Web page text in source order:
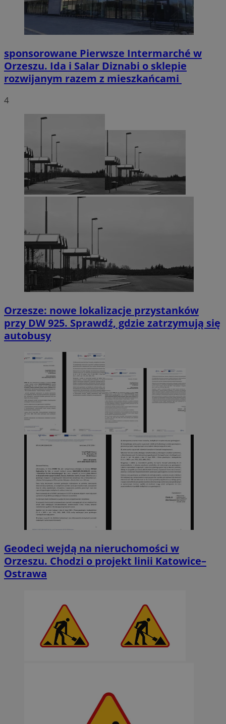
sponsorowane Pierwsze Intermarché w
Orzeszu. Ida i Salar Diznabi o sklepie
rozwijanym razem z mieszkańcami
4
Orzesze: nowe lokalizacje przystanków
przy DW 925. Sprawdź, gdzie zatrzymują się
autobusy
Geodeci wejdą na nieruchomości w
Orzeszu. Chodzi o projekt linii Katowice–
Ostrawa